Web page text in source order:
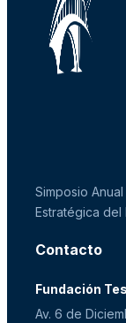
Simposio
Estratégica del
Contacto
Fundación
Av. 6 de